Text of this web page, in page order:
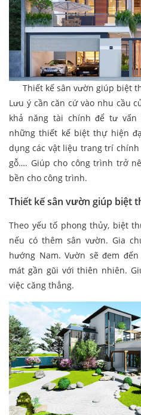
Thiết kế sân vườn giúp biệt
Lưu ý cần căn cứ vào nhu cầu
khả năng tài chính để tư
những thiết kế biệt thự hiện
dụng các vật liệu trang trí
gỗ…. Giúp cho công trình trở
bền cho công trình.
Thiết kế sân vườn giúp biệt
Theo yếu tố phong thủy, biệt
nếu có thêm sân vườn. Gia
hướng Nam. Vườn sẽ đem
mát gần gũi với thiên nhiên.
việc căng thẳng.